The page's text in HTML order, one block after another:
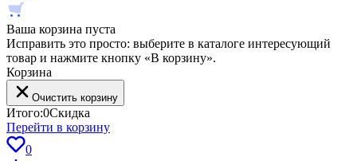
Ваша корзина пуста
Исправить это просто: выберите в каталоге интересующий
товар и нажмите кнопку «В корзину».
Корзина
Очистить корзину
Итого:0Скидка
Перейти в корзину
0